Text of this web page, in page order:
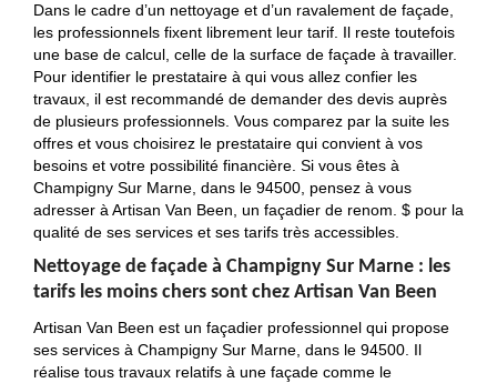
Dans le cadre d’un nettoyage et d’un ravalement de façade,
les professionnels fixent librement leur tarif. Il reste toutefois
une base de calcul, celle de la surface de façade à travailler.
Pour identifier le prestataire à qui vous allez confier les
travaux, il est recommandé de demander des devis auprès
de plusieurs professionnels. Vous comparez par la suite les
offres et vous choisirez le prestataire qui convient à vos
besoins et votre possibilité financière. Si vous êtes à
Champigny Sur Marne, dans le 94500, pensez à vous
adresser à Artisan Van Been, un façadier de renom. $ pour la
qualité de ses services et ses tarifs très accessibles.
Nettoyage de façade à Champigny Sur Marne : les
tarifs les moins chers sont chez Artisan Van Been
Artisan Van Been est un façadier professionnel qui propose
ses services à Champigny Sur Marne, dans le 94500. Il
réalise tous travaux relatifs à une façade comme le